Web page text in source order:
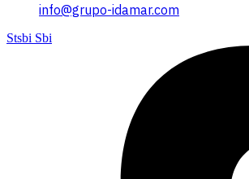
info@grupo-idamar.com
Stsbi Sbi